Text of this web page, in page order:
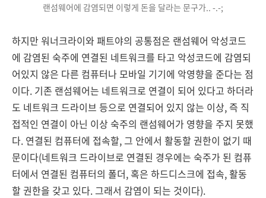
랜섬웨어에 감염되면 이렇게 돈을 달라는 문구가.. -.-;
하지만 워너크라이와 패트야의 공통점은 랜섬웨어 악성코드
에 감염된 숙주에 연결된 네트워크를 타고 악성코드에 감염되
어있지 않은 다른 컴퓨터나 모바일 기기에 악영향을 준다는 점
이다. 기존 랜섬웨어는 네트워크로 연결이 되어 있다고 하더라
도 네트워크 드라이브 등으로 연결되어 있지 않는 이상, 즉 직
접적인 연결이 아닌 이상 숙주의 랜섬웨어가 영향을 주지 못했
다. 연결된 컴퓨터에 접속할, 그 안에서 활동할 권한이 없기 때
문이다(네트워크 드라이브로 연결된 경우에는 숙주가 된 컴퓨
터에서 연결된 컴퓨터의 폴더, 혹은 하드디스크에 접속, 활동
할 권한을 갖고 있다. 그래서 감염이 되는 것이다).